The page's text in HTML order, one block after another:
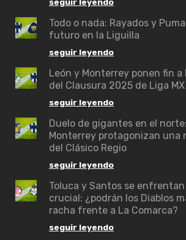
seguir leyendo
Todo o nada: Rayados y
futuro en la Liguilla
seguir leyendo
León y Monterrey ponen fin
del Clausura 2025 de Liga MX
seguir leyendo
Duelo de gigantes en el
Monterrey protagonizan una
del Clásico Regio
seguir leyendo
Toluca y Santos se
crucial: ¿podrán los Diablos
racha frente a La Comarca?
seguir leyendo